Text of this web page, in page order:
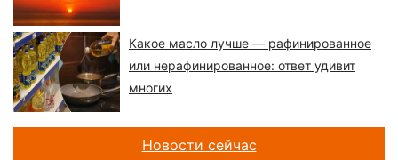
Какое масло лучше — рафинированное
или нерафинированное: ответ удивит
многих
Новости сейчас